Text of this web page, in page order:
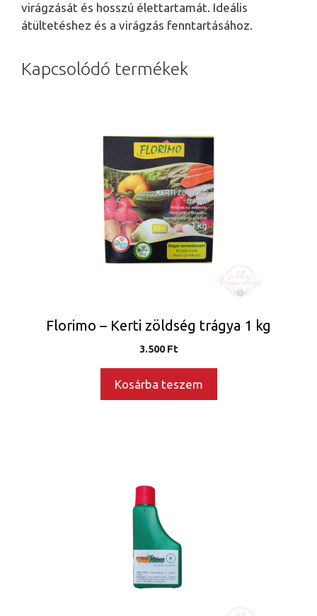
virágzását és hosszú élettartamát. Ideális
átültetéshez és a virágzás fenntartásához.
Kapcsolódó termékek
Florimo – Kerti zöldség trágya 1 kg
3.500Ft
Kosárba teszem